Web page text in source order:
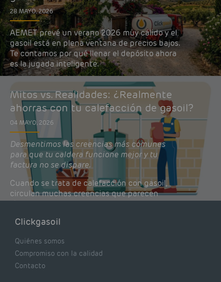
28 MAYO, 2026
AEMET prevé un verano 2026 muy cálido y el
gasoil está en plena ventana de precios bajos.
Te contamos por qué llenar el depósito ahora
es la jugada inteligente.
Mitos vs. Realidades: ¿Realmente
ahorras con tu calefacción de gasoil?
04 MAYO, 2026
Desmentimos las creencias más comunes
para que tu caldera funcione mejor y tu
factura no se dispare.
Cuando se trata de calefacción con gasoil,
circulan muchas creencias que parecen
lógicas pero que, en realidad, pueden estar
de tu caldera. Pocas se contrastan con lo que
Clickgasoil
Quiénes somos
Compromiso con la calidad
Contacto